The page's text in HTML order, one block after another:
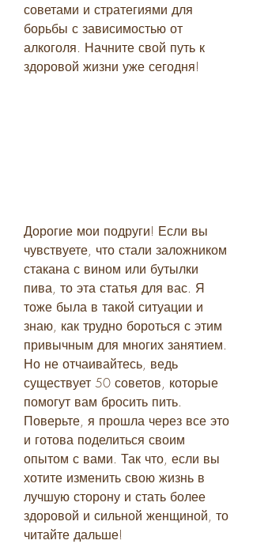
советами и стратегиями для
борьбы с зависимостью от
алкоголя. Начните свой путь к
здоровой жизни уже сегодня!
Дорогие мои подруги! Если вы
чувствуете, что стали заложником
стакана с вином или бутылки
пива, то эта статья для вас. Я
тоже была в такой ситуации и
знаю, как трудно бороться с этим
привычным для многих занятием.
Но не отчаивайтесь, ведь
существует 50 советов, которые
помогут вам бросить пить.
Поверьте, я прошла через все это
и готова поделиться своим
опытом с вами. Так что, если вы
хотите изменить свою жизнь в
лучшую сторону и стать более
здоровой и сильной женщиной, то
читайте дальше!